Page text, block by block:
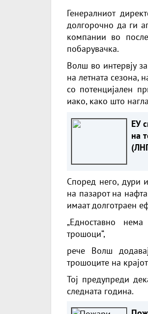
Генералниот
долгорочно да ги
компании во
побарувачка.
Волш во интервју
на летната сезона,
со потенцијален
иако, како што
ЕУ
на
Според него, дури
на пазарот на
имаат долготраен
„Едноставно
трошоци“,
рече Волш
трошоците на
Тој предупреди
следната година.